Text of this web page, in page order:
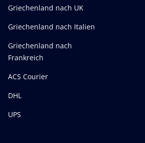
Griechenland nach UK
Griechenland nach Italien
Griechenland nach
Frankreich
ACS Courier
DHL
UPS